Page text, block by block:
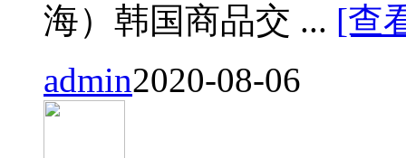
海）韩国商品交 ... [查
admin2020-08-06